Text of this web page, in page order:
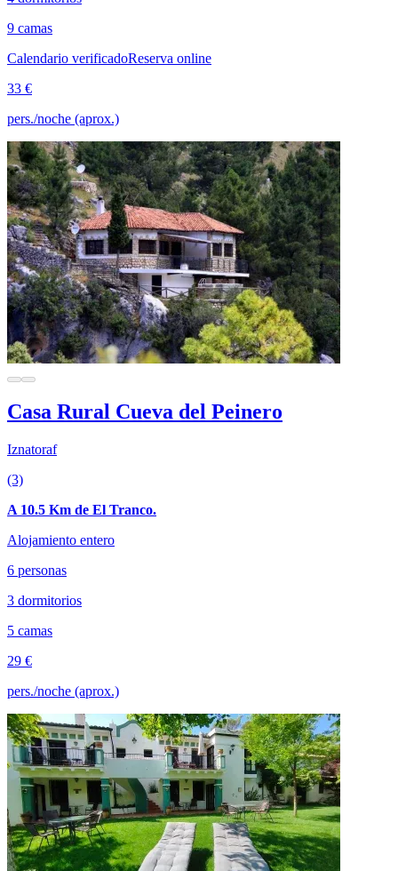
9 camas
Calendario verificadoReserva online
33 €
pers./noche (aprox.)
Casa Rural Cueva del Peinero
Iznatoraf
(3)
A 10.5 Km de El Tranco.
Alojamiento entero
6 personas
3 dormitorios
5 camas
29 €
pers./noche (aprox.)